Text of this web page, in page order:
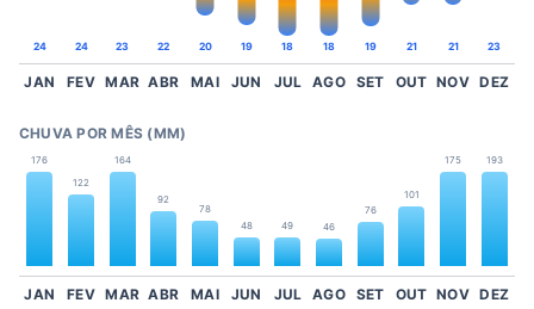
24 24 23 22 20 19 18 18 19 21 21 23
JAN FEV MAR ABR MAI JUN JUL AGO SET OUT NOV DEZ
CHUVA POR MÊS (MM)
176
122
164
92
78
48
49 46
76
101
175 193
JAN FEV MAR ABR MAI JUN JUL AGO SET OUT NOV DEZ